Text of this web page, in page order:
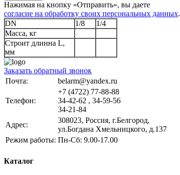
Нажимая на кнопку «Отправить», вы даете
согласие на обработку своих персональных данных.
DN
1/8
1/4
Масса, кг
Строит длинна L,
мм
Заказать обратный звонок
Почта:
belarm@yandex.ru
Телефон:
+7 (4722) 77-88-88
34-42-62 , 34-59-56
34-21-84
Адрес:
308023, Россия, г.Белгород,
ул.Богдана Хмельницкого, д.137
Режим работы: Пн-Сб: 9.00-17.00
Каталог